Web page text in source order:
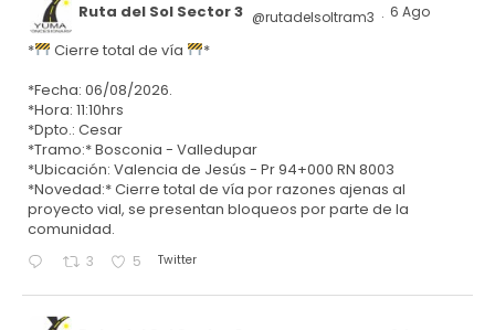
Ruta del Sol Sector 3 @rutadelsoltram3 · 6 Ago
* Cierre total de vía
*
*Fecha: 06/08/2026.
*Hora: 11:10hrs
*Dpto.: Cesar
*Tramo:* Bosconia - Valledupar
*Ubicación: Valencia de Jesús - Pr 94+000 RN 8003
*Novedad:* Cierre total de vía por razones ajenas al
proyecto vial, se presentan bloqueos por parte de la
comunidad.
3 5 Twitter